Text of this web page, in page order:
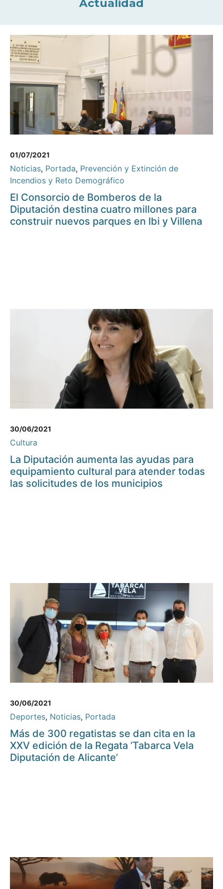
Actualidad
01/07/2021
Noticias, Portada, Prevención y Extinción de
Incendios y Reto Demográfico
El Consorcio de Bomberos de la
Diputación destina cuatro millones para
construir nuevos parques en Ibi y Villena
30/06/2021
Cultura
La Diputación aumenta las ayudas para
equipamiento cultural para atender todas
las solicitudes de los municipios
30/06/2021
Deportes, Noticias, Portada
Más de 300 regatistas se dan cita en la
XXV edición de la Regata ‘Tabarca Vela
Diputación de Alicante’